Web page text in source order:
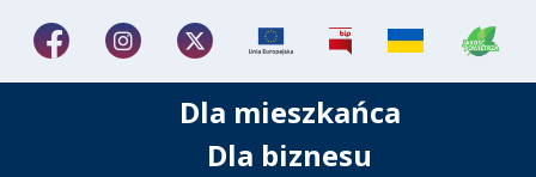
Dla mieszkańca
Dla biznesu